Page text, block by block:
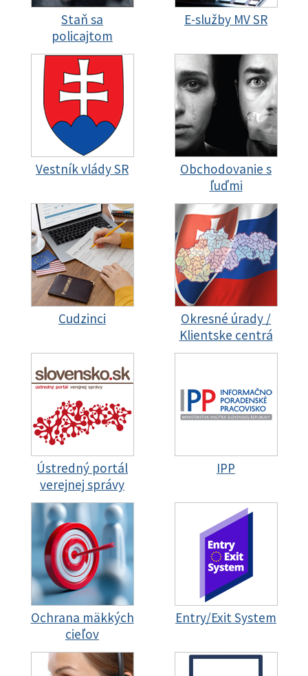
Staň sa
policajtom
E-služby MV SR
Vestník vlády SR
Obchodovanie s
ľuďmi
Cudzinci
Okresné úrady /
Klientske centrá
Ústredný portál
verejnej správy
IPP
Ochrana mäkkých
cieľov
Entry/Exit System